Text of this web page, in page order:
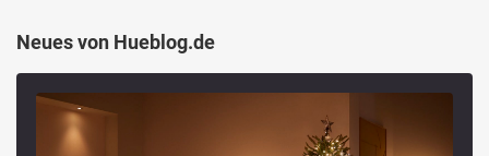
Neues von Hueblog.de